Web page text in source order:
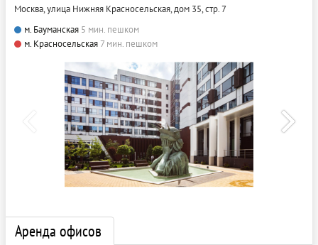
Москва, улица Нижняя Красносельская, дом 35, стр. 7
м. Бауманская 5 мин. пешком
м. Красносельская 7 мин. пешком
Аренда офисов